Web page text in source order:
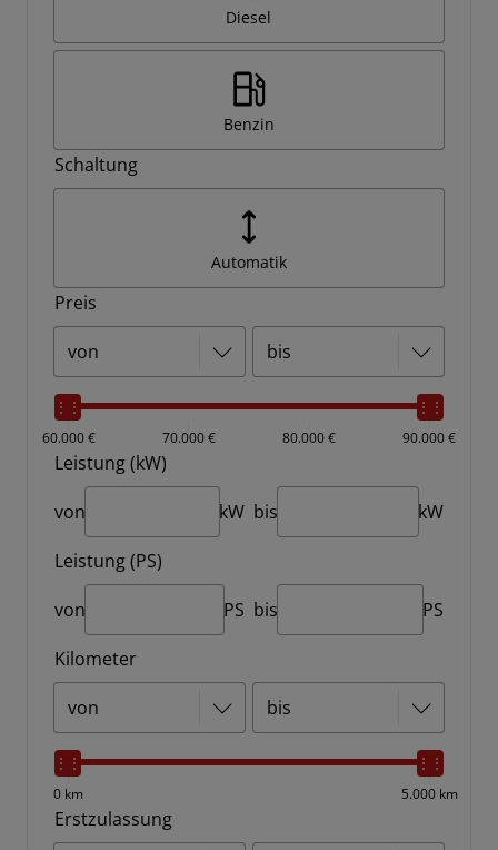
Diesel
Benzin
Schaltung
Automatik
Preis
60.000 € 70.000 € 80.000 € 90.000 €
Leistung (kW)
von
kW bis
kW
Leistung (PS)
von
PS bis
PS
Kilometer
0 km 5.000 km
Erstzulassung